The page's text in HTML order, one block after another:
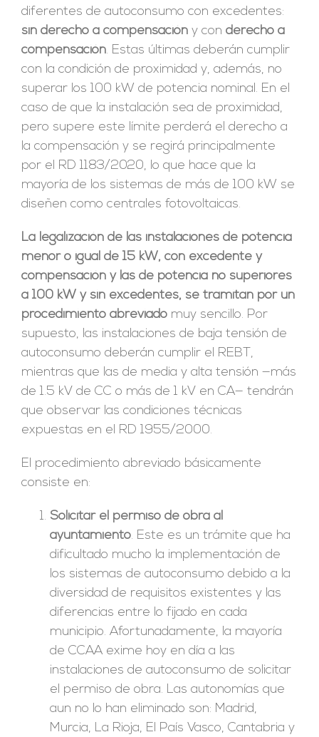
diferentes de autoconsumo con excedentes:
sin derecho a compensacióny con derecho a
compensación. Estas últimas deberán cumplir
con la condición de proximidad y, además, no
superar los 100 kW de potencia nominal. En el
caso de que la instalación sea de proximidad,
pero supere este límite perderá el derecho a
la compensación y se regirá principalmente
por el RD 1183/2020, lo que hace que la
mayoría de los sistemas de más de 100 kW se
diseñen como centrales fotovoltaicas.
La legalización de las instalaciones de potencia
menor o igual de 15 kW, con excedente y
compensación y las de potencia no superiores
a 100 kW y sin excedentes, se tramitan por un
procedimiento abreviado muy sencillo. Por
supuesto, las instalaciones de baja tensión de
autoconsumo deberán cumplir el REBT,
mientras que las de media y alta tensión —más
de 1.5 kV de CC o más de 1 kV en CA— tendrán
que observar las condiciones técnicas
expuestas en el RD 1955/2000.
El procedimiento abreviado básicamente
consiste en:
Solicitar el permiso de obra al
ayuntamiento. Este es un trámite que ha
dificultado mucho la implementación de
los sistemas de autoconsumo debido a la
diversidad de requisitos existentes y las
diferencias entre lo fijado en cada
municipio. Afortunadamente, la mayoría
de CCAA exime hoy en día a las
instalaciones de autoconsumo de solicitar
el permiso de obra. Las autonomías que
aun no lo han eliminado son: Madrid,
Murcia, La Rioja, El País Vasco, Cantabria y